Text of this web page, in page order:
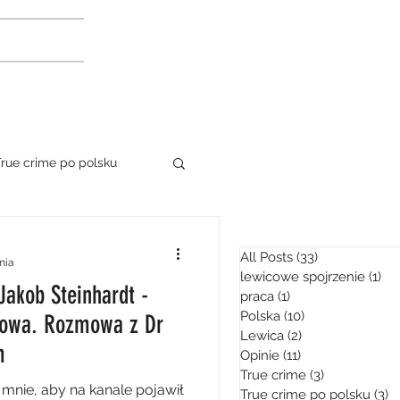
crime po polsku
Steinhardt -
Rozmowa z Dr
aby na kanale pojawił
All Posts (33)
lewicowe spojrzenie (1)
praca (1)
Polska (10)
Lewica (2)
Opinie (11)
True crime (3)
True crime po polsku (3)